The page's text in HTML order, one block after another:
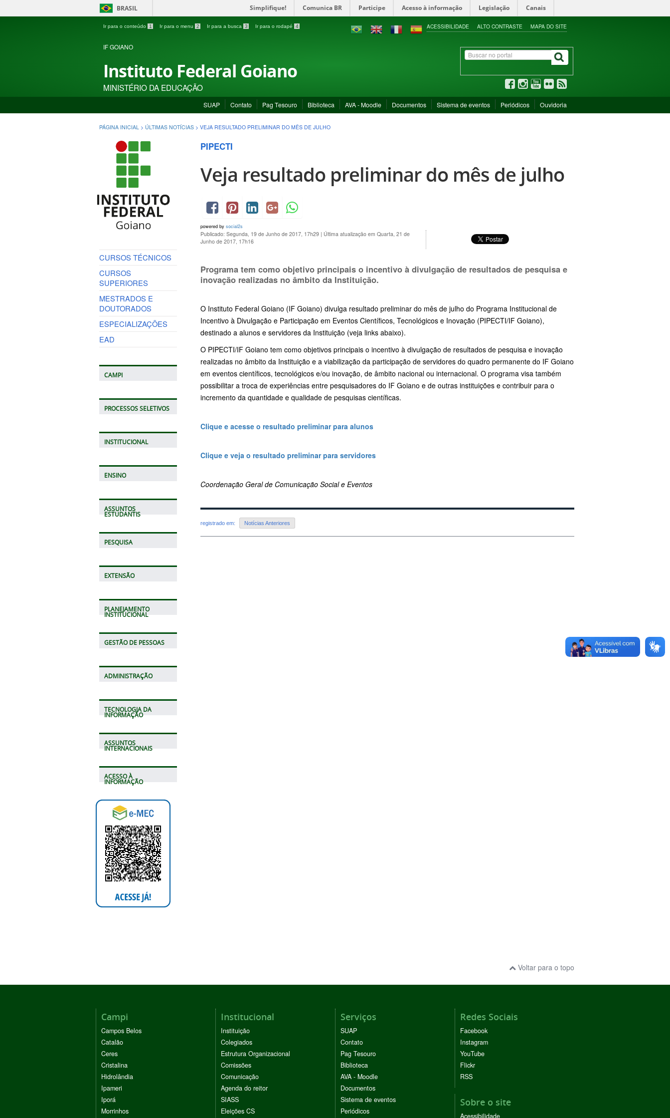
BRASIL Simplifique! Comunica BR Participe Acesso à informação Legislação Canais
Ir para o conteúdo 1 Ir para o menu 2 Ir para a busca 3 Ir para o rodapé 4 ACESSIBILIDADE ALTO CONTRASTE MAPA DO SITE
IF GOIANO
Instituto Federal Goiano
MINISTÉRIO DA EDUCAÇÃO
SUAP Contato Pag Tesouro Biblioteca AVA - Moodle Documentos Sistema de eventos Periódicos Ouvidoria
PÁGINA INICIAL > ÚLTIMAS NOTÍCIAS > VEJA RESULTADO PRELIMINAR DO MÊS DE JULHO
CURSOS TÉCNICOS
CURSOS
SUPERIORES
MESTRADOS E
DOUTORADOS
ESPECIALIZAÇÕES
EAD
CAMPI
PROCESSOS SELETIVOS
INSTITUCIONAL
ENSINO
ASSUNTOS
ESTUDANTIS
PESQUISA
EXTENSÃO
PLANEJAMENTO
INSTITUCIONAL
GESTÃO DE PESSOAS
ADMINISTRAÇÃO
TECNOLOGIA DA
INFORMAÇÃO
ASSUNTOS
INTERNACIONAIS
ACESSO À
INFORMAÇÃO
PIPECTI
Veja resultado preliminar do mês de julho
powered by social2s
Publicado: Segunda, 19 de Junho de 2017, 17h29 | Última atualização em Quarta, 21 de
Junho de 2017, 17h16
Programa tem como objetivo principais o incentivo à divulgação de resultados de pesquisa e
inovação realizadas no âmbito da Instituição.
O Instituto Federal Goiano (IF Goiano) divulga resultado preliminar do mês de julho do Programa Institucional de
Incentivo à Divulgação e Participação em Eventos Científicos, Tecnológicos e Inovação (PIPECTI/IF Goiano),
destinado a alunos e servidores da Instituição (veja links abaixo).
O PIPECTI/IF Goiano tem como objetivos principais o incentivo à divulgação de resultados de pesquisa e inovação
realizadas no âmbito da Instituição e a viabilização da participação de servidores do quadro permanente do IF Goiano
em eventos científicos, tecnológicos e/ou inovação, de âmbito nacional ou internacional. O programa visa também
possibilitar a troca de experiências entre pesquisadores do IF Goiano e de outras instituições e contribuir para o
incremento da quantidade e qualidade de pesquisas científicas.
Clique e acesse o resultado preliminar para alunos
Clique e veja o resultado preliminar para servidores
Coordenação Geral de Comunicação Social e Eventos
registrado em: Notícias Anteriores
Voltar para o topo
Campi
Campos Belos
Catalão
Ceres
Cristalina
Hidrolândia
Ipameri
Iporá
Morrinhos
Institucional
Instituição
Colegiados
Estrutura Organizacional
Comissões
Comunicação
Agenda do reitor
SIASS
Eleições CS
Serviços
SUAP
Contato
Pag Tesouro
Biblioteca
AVA - Moodle
Documentos
Sistema de eventos
Periódicos
Redes Sociais
Facebook
Instagram
YouTube
Flickr
RSS
Sobre o site